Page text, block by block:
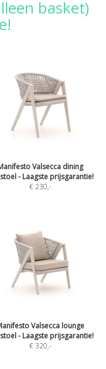
basket)
Valsecca dining
- Laagste prijsgarantie!
€ 230,-
Valsecca lounge
- Laagste prijsgarantie!
€ 320,-